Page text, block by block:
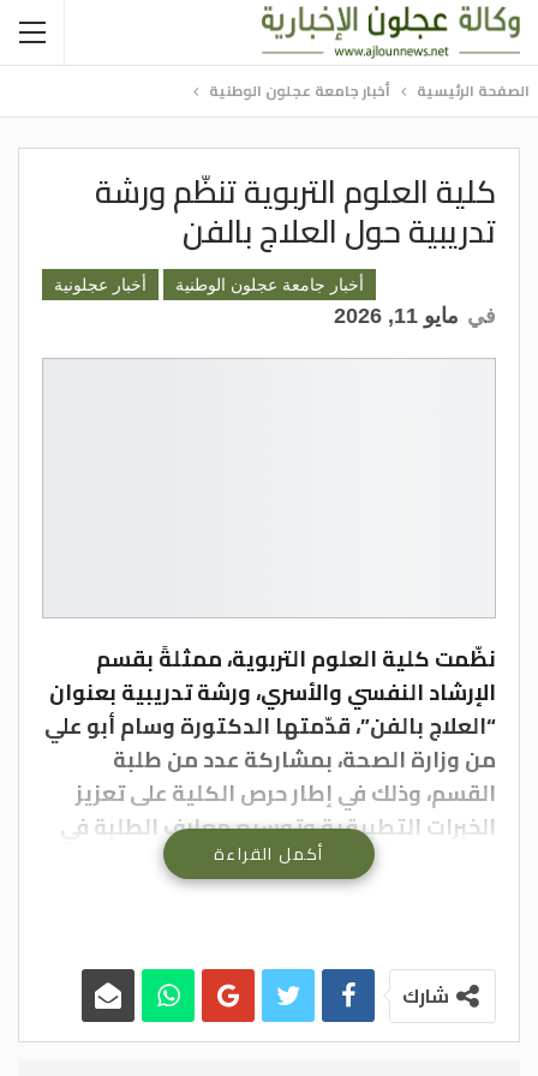
الصفحة الرئيسية أخبار جامعة عجلون الوطنية
كلية العلوم التربوية تنظّم ورشة
تدريبية حول العلاج بالفن
أخبار جامعة عجلون الوطنية أخبار عجلونية
في مايو 11, 2026
نظّمت كلية العلوم التربوية، ممثلةً بقسم
الإرشاد النفسي والأسري، ورشة تدريبية بعنوان
“العلاج بالفن”، قدّمتها الدكتورة وسام أبو علي
من وزارة الصحة، بمشاركة عدد من طلبة
القسم، وذلك في إطار حرص الكلية على تعزيز
الخبرات التطبيقية وتوسيع معارف الطلبة في
مجالات الإرشاد النفسي الحديثة.
للأفراد التعبير عن مشاعرهم وانفعالاتهم
بطريقة إبداعية وآمنة، بما يسهم في تعزيز
الصحة النفسية والتخفيف من الضغوط
أكمل القراءة
شارك